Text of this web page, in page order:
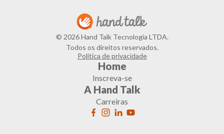
© 2026 Hand Talk Tecnologia LTDA.
Todos os direitos reservados.
Política de privacidade
Home
Inscreva-se
A Hand Talk
Carreiras